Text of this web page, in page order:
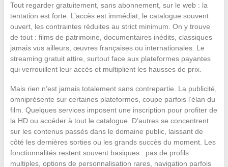
Tout regarder gratuitement, sans abonnement, sur le web : la
tentation est forte. L’accès est immédiat, le catalogue souvent
ouvert, les contraintes réduites au strict minimum. On y trouve
de tout : films de patrimoine, documentaires inédits, classiques
jamais vus ailleurs, œuvres françaises ou internationales. Le
streaming gratuit attire, surtout face aux plateformes payantes
qui verrouillent leur accès et multiplient les hausses de prix.
Mais rien n’est jamais totalement sans contrepartie. La publicité,
omniprésente sur certaines plateformes, coupe parfois l’élan du
film. Quelques services imposent une inscription pour profiter de
la HD ou accéder à tout le catalogue. D’autres se concentrent
sur les contenus passés dans le domaine public, laissant de
côté les dernières sorties ou les grands succès du moment. Les
fonctionnalités restent souvent basiques : pas de profils
multiples, options de personnalisation rares, navigation parfois